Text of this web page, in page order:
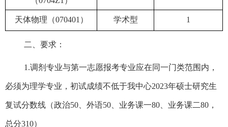
天体物理（070401 ） 学术型 1
二、要求：
1.调剂专业与第一志愿报考专业应在同一门类范围内，
必须为理学专业， 初试成绩不低于我中心2023年硕士研究生
复试分数线 （政治50 、外语50 、业务课一80 、业务课二80 ，
总分310）